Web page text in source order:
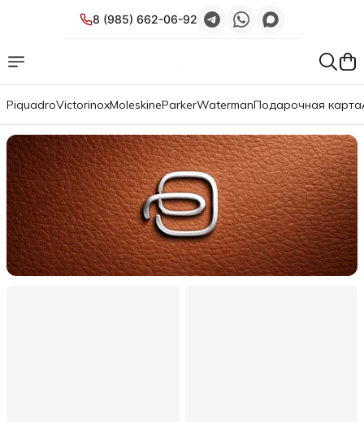
8 (985) 662-06-92
PiquadroVictorinoxMoleskineParkerWatermanПодарочная карта